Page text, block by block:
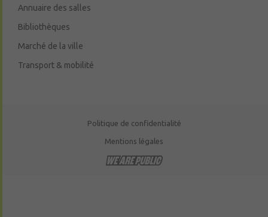
Annuaire des salles
Bibliothèques
Marché de la ville
Transport & mobilité
Politique de confidentialité
Mentions légales